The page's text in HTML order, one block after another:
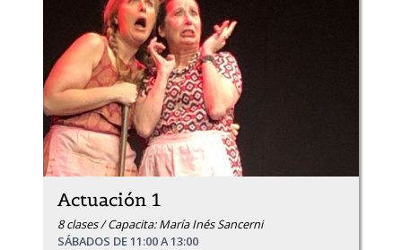
Actuación 1
8 clases / Capacita: María Inés Sancerni
SÁBADOS DE 11:00 A 13:00